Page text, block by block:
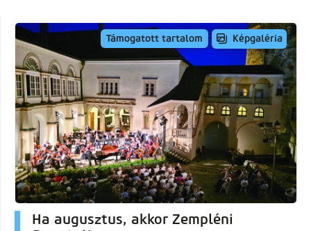
Támogatott tartalom Képgaléria
Ha augusztus, akkor Zempléni